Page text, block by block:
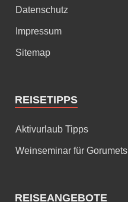
Datenschutz
Impressum
Sitemap
REISETIPPS
Aktivurlaub Tipps
Weinseminar für Gorumets
REISEANGEBOTE